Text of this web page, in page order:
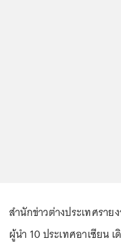
สำนักข่าวต่างประเทศราย
ผู้นำ 10 ประเทศอาเซียน